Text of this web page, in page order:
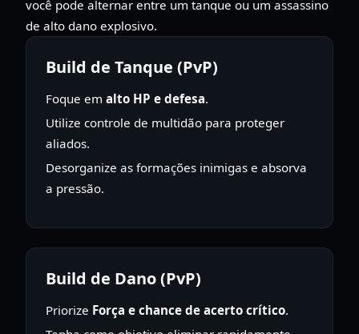
você pode alternar entre um tanque ou um assassino
de alto dano explosivo.
Build de Tanque (PvP)
Foque em alto HP e defesa.
Utilize controle de multidão para proteger
aliados.
Desorganize as formações inimigas e absorva
a pressão.
Build de Dano (PvP)
Priorize Força e chance de acerto crítico.